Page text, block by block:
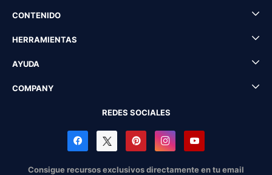
CONTENIDO
HERRAMIENTAS
AYUDA
COMPANY
REDES SOCIALES
Consigue recursos exclusivos directamente en tu email